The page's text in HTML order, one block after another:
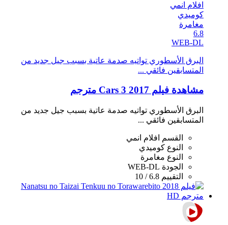
افلام انمي
كوميدي
مغامرة
6.8
WEB-DL
البرق الأسطوري تواتيه صدمة عاتية بسبب جيل جديد من
المتسابقين فائقي ...
مشاهدة فيلم Cars 3 2017 مترجم
البرق الأسطوري تواتيه صدمة عاتية بسبب جيل جديد من
المتسابقين فائقي ...
القسم
افلام انمي
النوع كوميدي
النوع مغامرة
الجودة WEB-DL
التقييم 6.8 / 10